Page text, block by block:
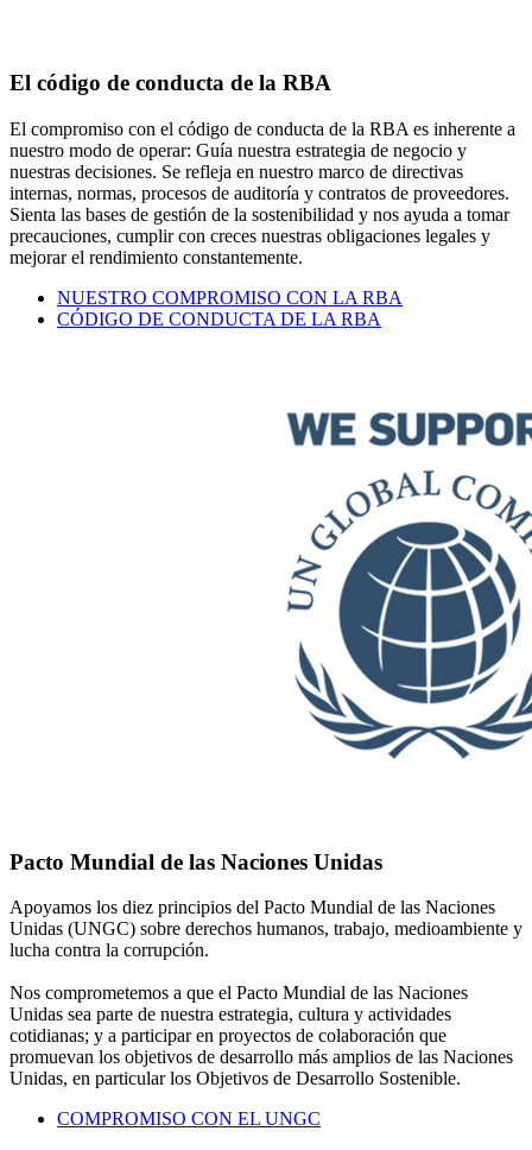
El código de conducta de la RBA
El compromiso con el código de conducta de la RBA es inherente a
nuestro modo de operar: Guía nuestra estrategia de negocio y
nuestras decisiones. Se refleja en nuestro marco de directivas
internas, normas, procesos de auditoría y contratos de proveedores.
Sienta las bases de gestión de la sostenibilidad y nos ayuda a tomar
precauciones, cumplir con creces nuestras obligaciones legales y
mejorar el rendimiento constantemente.
NUESTRO COMPROMISO CON LA RBA
CÓDIGO DE CONDUCTA DE LA RBA
Pacto Mundial de las Naciones Unidas
Apoyamos los diez principios del Pacto Mundial de las Naciones
Unidas (UNGC) sobre derechos humanos, trabajo, medioambiente y
lucha contra la corrupción.
Nos comprometemos a que el Pacto Mundial de las Naciones
Unidas sea parte de nuestra estrategia, cultura y actividades
cotidianas; y a participar en proyectos de colaboración que
promuevan los objetivos de desarrollo más amplios de las Naciones
Unidas, en particular los Objetivos de Desarrollo Sostenible.
COMPROMISO CON EL UNGC